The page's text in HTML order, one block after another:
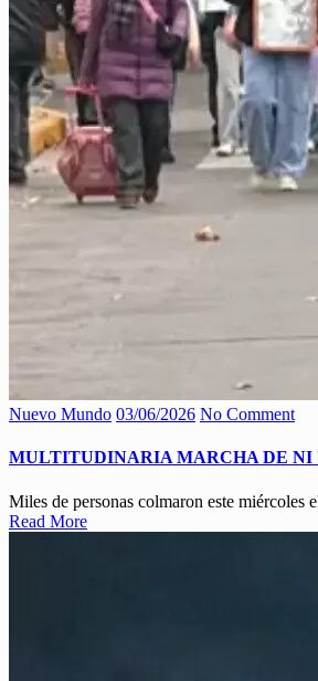
Nuevo Mundo 03/06/2026 No Comment
MULTITUDINARIA MARCHA DE NI
Miles de personas colmaron este miércoles
Read More